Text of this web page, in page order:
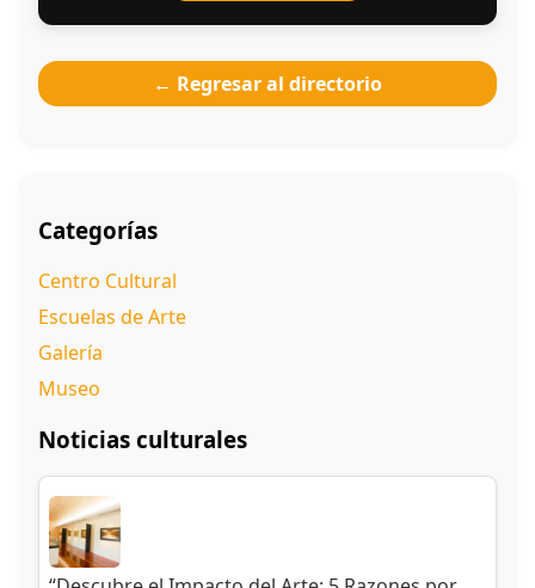
← Regresar al directorio
Categorías
Centro Cultural
Escuelas de Arte
Galería
Museo
Noticias culturales